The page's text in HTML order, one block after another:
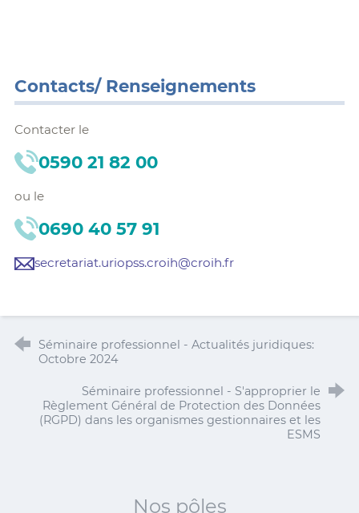
Contacts/ Renseignements
Contacter le
0590 21 82 00
ou le
0690 40 57 91
secretariat.uriopss.croih@croih.fr
Séminaire professionnel - Actualités juridiques:
Octobre 2024
Séminaire professionnel - S'approprier le
Règlement Général de Protection des Données
(RGPD) dans les organismes gestionnaires et les
ESMS
Nos pôles